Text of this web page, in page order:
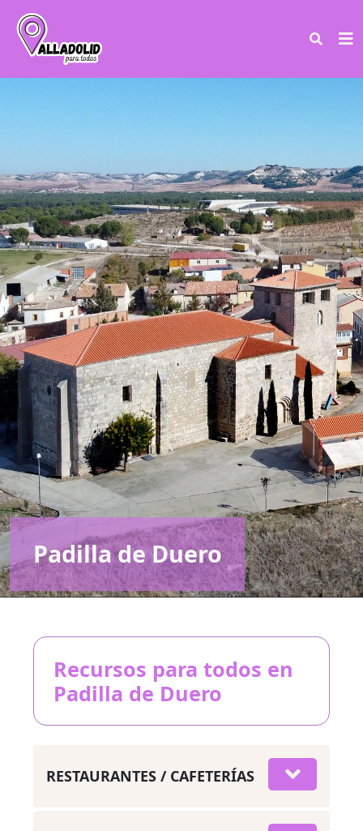
Padilla de Duero
Recursos para todos en
Padilla de Duero
RESTAURANTES / CAFETERÍAS